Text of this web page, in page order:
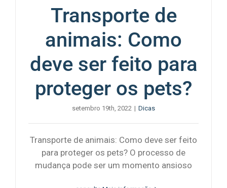
Transporte de
animais: Como
deve ser feito para
proteger os pets?
setembro 19th, 2022 | Dicas
Transporte de animais: Como deve ser feito
para proteger os pets? O processo de
mudança pode ser um momento ansioso